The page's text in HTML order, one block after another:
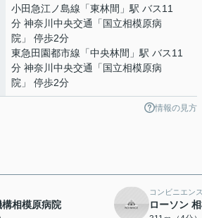
小田急江ノ島線 「東林間 」駅 バス11
分 神奈川中央交通「国立相模原病
院」 停歩2分
東急田園都市線 「中央林間 」駅 バス11
分 神奈川中央交通「国立相模原病
院」 停歩2分
情報の見方
構相模原病院
コンビニエン
ローソン